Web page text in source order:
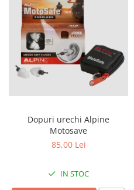
Dopuri urechi Alpine
Motosave
85,00 Lei
IN STOC